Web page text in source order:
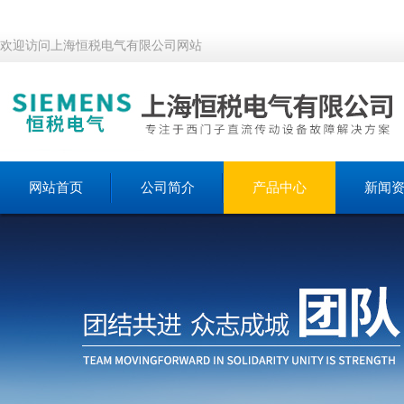
欢迎访问上海恒税电气有限公司网站
网站首页 公司简介 产品中心 新闻